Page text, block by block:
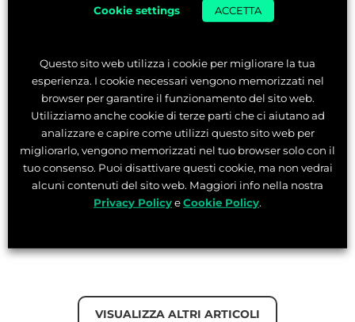
Lorenzo Angelini
Tempo di lettura:5 min
Andrea e Lorenzo sono passati da idee lasciate nel
cassetto alla creazione di Graffico.it. Partiti da
progetti personali e dubbi sul proprio percorso,
hanno trovato nella collaborazione e nella pe...
VISUALIZZA ALTRI ARTICOLI
Cookie settings ACCETTA
Questo sito web utilizza i cookie per migliorare la tua
esperienza. I cookie necessari vengono memorizzati nel
browser per garantire il funzionamento del sito web.
Utilizziamo anche cookie di terze parti che ci aiutano ad
analizzare e capire come utilizzi questo sito web per
migliorarlo, vengono memorizzati nel tuo browser solo con il
tuo consenso. Puoi disattivare questi cookie, ma non vedrai
alcuni contenuti del sito web. Maggiori info nella nostra
Privacy PolicyeCookie Policy.